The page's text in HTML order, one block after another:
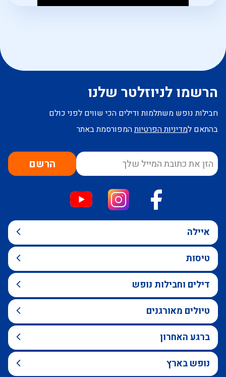
הרשמו לניוזלטר שלנו
חבילות נופש משתלמות ודילים הכי שווים לפני כולם
בהתאם למדיניות הפרטיותהמפורסמת באתר
הרשם
איילה
טיסות
דילים וחבילות נופש
טיולים מאורגנים
ברגע האחרון
נופש בארץ